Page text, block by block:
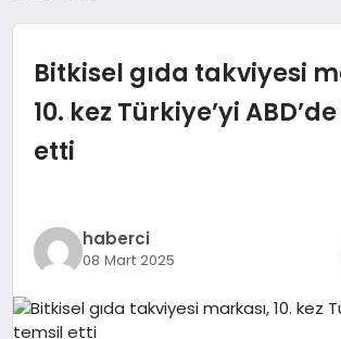
GÜNDEM
İZMIR HABERLERI
EKONOMI
Bitkisel gıda takviyesi
10. kez Türkiye’yi
etti
haberci
08 Mart 2025